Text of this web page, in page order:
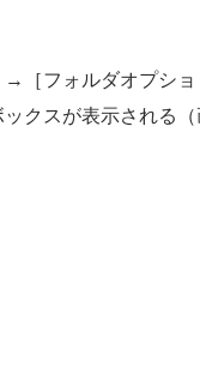
→［フォルダオプショ
クスが表示される（